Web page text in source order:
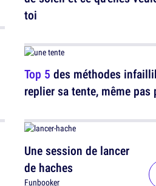
toi
Top 5 des méthodes
replier sa tente, même pas
Une session de lancer
de haches
Funbooker